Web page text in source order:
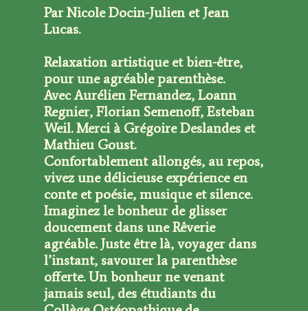
Par Nicole Docin-Julien et Jean
Lucas.
Relaxation artistique et bien-être,
pour une agréable parenthèse.
Avec Aurélien Fernandez, Loann
Regnier, Florian Semenoff, Esteban
Weil. Merci à Grégoire Deslandes et
Mathieu Goust.
Confortablement allongés, au repos,
vivez une délicieuse expérience en
conte et poésie, musique et silence.
Imaginez le bonheur de glisser
doucement dans une Rêverie
agréable. Juste être là, voyager dans
l’instant, savourer la parenthèse
offerte. Un bonheur ne venant
jamais seul, des étudiants du